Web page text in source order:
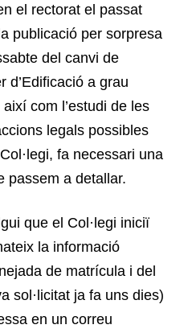
el rectorat el passat
publicació per sorpresa
del canvi de
d’Edificació a grau
com l’estudi de les
legals possibles
fa necessari una
passem a detallar.
que el Col·legi iniciï
la informació
de matrícula i del
sol·licitat ja fa uns dies)
en un correu